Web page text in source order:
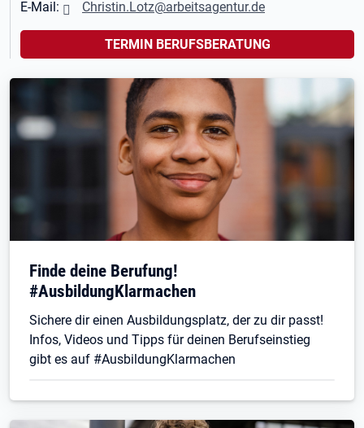
E-Mail: Christin.Lotz@arbeitsagentur.de
TERMIN BERUFSBERATUNG
Finde deine Berufung!
#AusbildungKlarmachen
Sichere dir einen Ausbildungsplatz, der zu dir passt!
Infos, Videos und Tipps für deinen Berufseinstieg
gibt es auf #AusbildungKlarmachen